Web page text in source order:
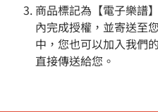
商品標記為【電子樂譜
內完成授權，並寄送至
中，您也可以加入我們
直接傳送給您。